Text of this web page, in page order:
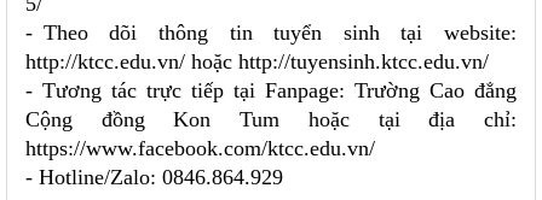
- Theo dõi thông tin tuyển sinh tại website:
http://ktcc.edu.vn/ hoặc http://tuyensinh.ktcc.edu.vn/
- Tương tác trực tiếp tại Fanpage: Trường Cao đẳng
Cộng đồng Kon Tum hoặc tại địa chỉ:
https://www.facebook.com/ktcc.edu.vn/
- Hotline/Zalo: 0846.864.929